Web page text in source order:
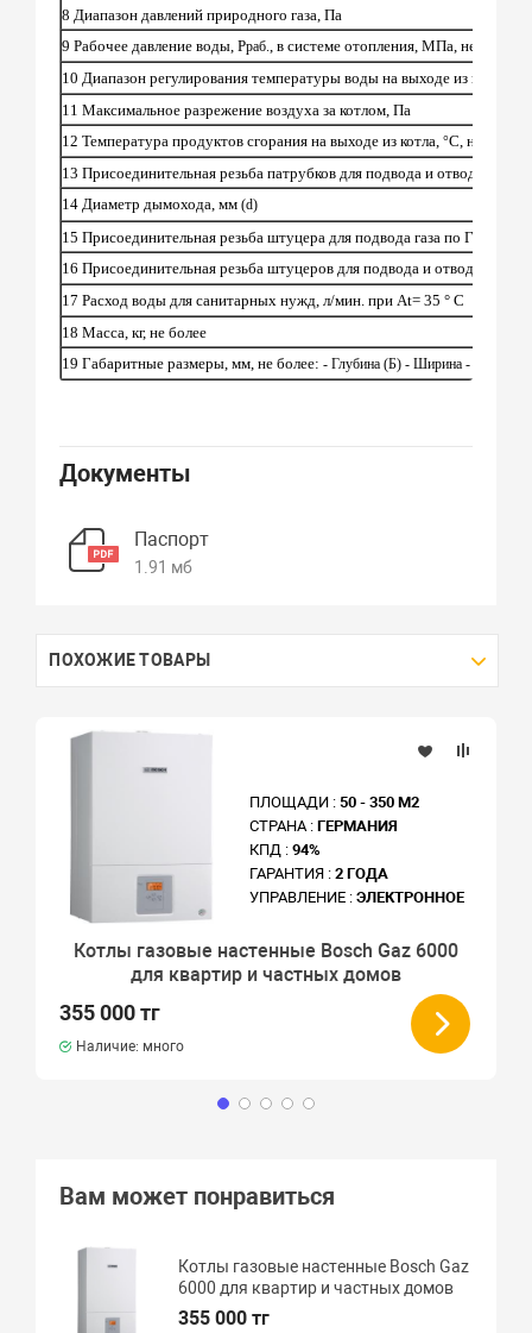
8 Диапазон давлений природного газа, Па
9 Рабочее давление воды, Рраб. , в системе отопления, МПа, не более
10 Диапазон регулирования температуры воды на выходе из котла,
11 Максимальное разрежение воздуха за котлом, Па
12 Температура продуктов сгорания на выходе из котла,°С, не менее
13 Присоединительная резьба патрубков для подвода и отвода
14 Диаметр дымохода, мм(d)
15 Присоединительная резьба штуцера для подвода газа по ГОСТ
16 Присоединительная резьба штуцеров для подвода и отвода
17 Расход воды для санитарных нужд, л/мин. при At=35 ° С
18 Масса, кг, не более
19 Габаритные размеры, мм, не более:- Глубина (Б) - Ширина - Высота
Документы
Паспорт
1.91 мб
ПОХОЖИЕ ТОВАРЫ
ПЛОЩАДИ : 50 - 350 М2
СТРАНА : ГЕРМАНИЯ
КПД : 94%
ГАРАНТИЯ : 2 ГОДА
УПРАВЛЕНИЕ : ЭЛЕКТРОННОЕ
Котлы газовые настенные Bosch Gaz 6000
для квартир и частных домов
355 000 тг
Наличие: много
Вам может понравиться
Котлы газовые настенные Bosch Gaz
6000 для квартир и частных домов
355 000 тг